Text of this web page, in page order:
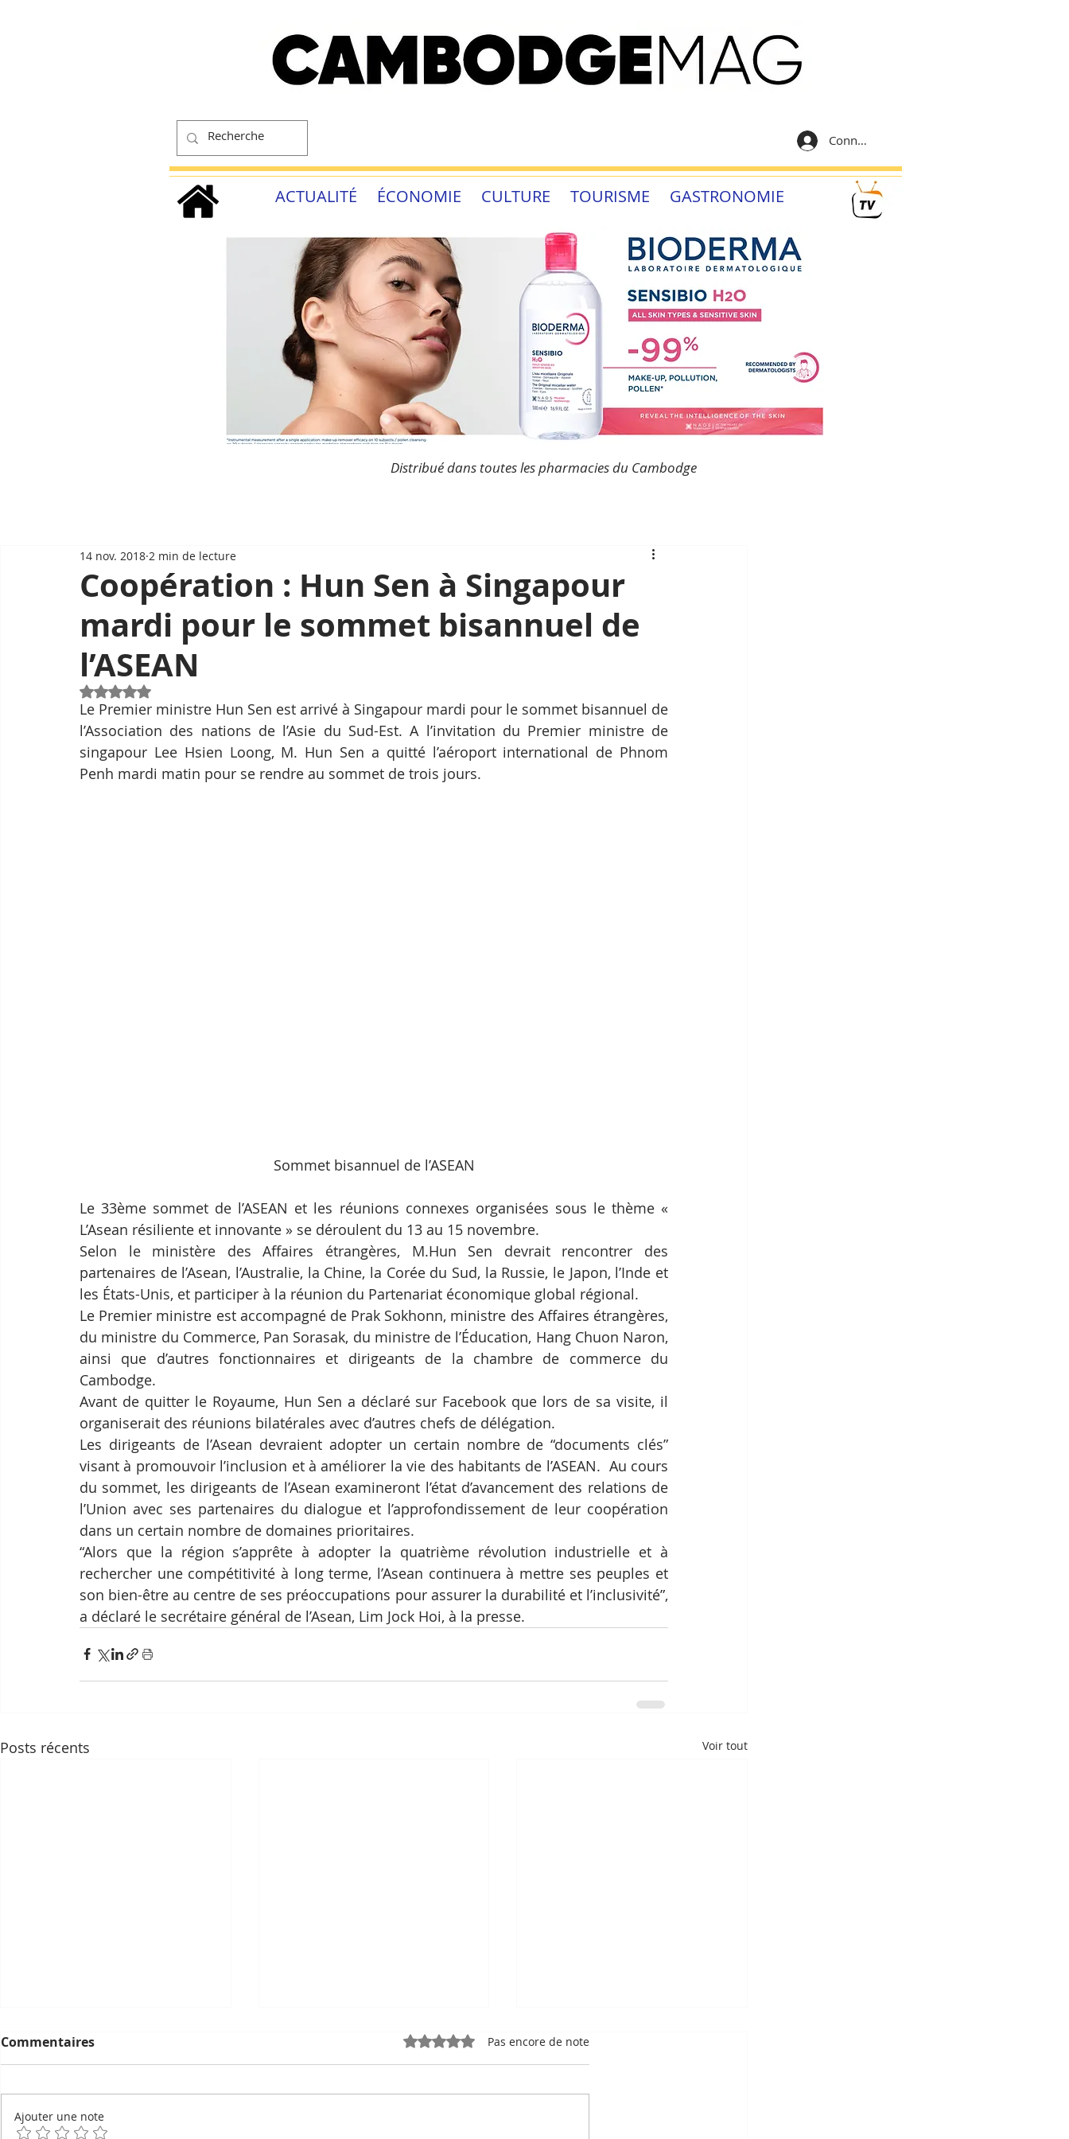
Connexion
ACTUALITÉ ÉCONOMIE CULTURE TOURISME GASTRONOMIE
Distribué dans toutes les pharmacies du Cambodge
Coopération : Hun Sen à Singapour
mardi pour le sommet bisannuel de
l’ASEAN
14 nov. 2018 2 min de lecture
Noté NaN étoiles sur 5.
Le Premier ministre Hun Sen est arrivé à Singapour mardi pour le sommet bisannuel de
l’Association des nations de l’Asie du Sud-Est. A l’invitation du Premier ministre de
singapour Lee Hsien Loong, M. Hun Sen a quitté l’aéroport international de Phnom
Penh mardi matin pour se rendre au sommet de trois jours.
Sommet bisannuel de l’ASEAN
Le 33ème sommet de l’ASEAN et les réunions connexes organisées sous le thème «
L’Asean résiliente et innovante » se déroulent du 13 au 15 novembre.
Selon le ministère des Affaires étrangères, M.Hun Sen devrait rencontrer des
partenaires de l’Asean, l’Australie, la Chine, la Corée du Sud, la Russie, le Japon, l’Inde et
les États-Unis, et participer à la réunion du Partenariat économique global régional.
Le Premier ministre est accompagné de Prak Sokhonn, ministre des Affaires étrangères,
du ministre du Commerce, Pan Sorasak, du ministre de l’Éducation, Hang Chuon Naron,
ainsi que d’autres fonctionnaires et dirigeants de la chambre de commerce du
Cambodge.
Avant de quitter le Royaume, Hun Sen a déclaré sur Facebook que lors de sa visite, il
organiserait des réunions bilatérales avec d’autres chefs de délégation.
Les dirigeants de l’Asean devraient adopter un certain nombre de “documents clés”
visant à promouvoir l’inclusion et à améliorer la vie des habitants de l’ASEAN.  Au cours
du sommet, les dirigeants de l’Asean examineront l’état d’avancement des relations de
l’Union avec ses partenaires du dialogue et l’approfondissement de leur coopération
dans un certain nombre de domaines prioritaires.
“Alors que la région s’apprête à adopter la quatrième révolution industrielle et à
rechercher une compétitivité à long terme, l’Asean continuera à mettre ses peuples et
son bien-être au centre de ses préoccupations pour assurer la durabilité et l’inclusivité”,
a déclaré le secrétaire général de l’Asean, Lim Jock Hoi, à la presse.
Posts récents Voir tout
Commentaires Noté 0 étoile sur 5.Pas encore de note
Ajouter une note